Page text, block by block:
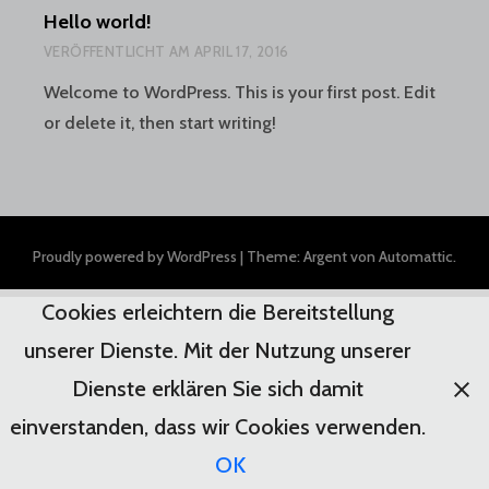
Hello world!
VERÖFFENTLICHT AMAPRIL 17, 2016
Welcome to WordPress. This is your first post. Edit
or delete it, then start writing!
Proudly powered by WordPress | Theme: Argent von Automattic.
Cookies erleichtern die Bereitstellung
unserer Dienste. Mit der Nutzung unserer
Dienste erklären Sie sich damit
einverstanden, dass wir Cookies verwenden.
OK